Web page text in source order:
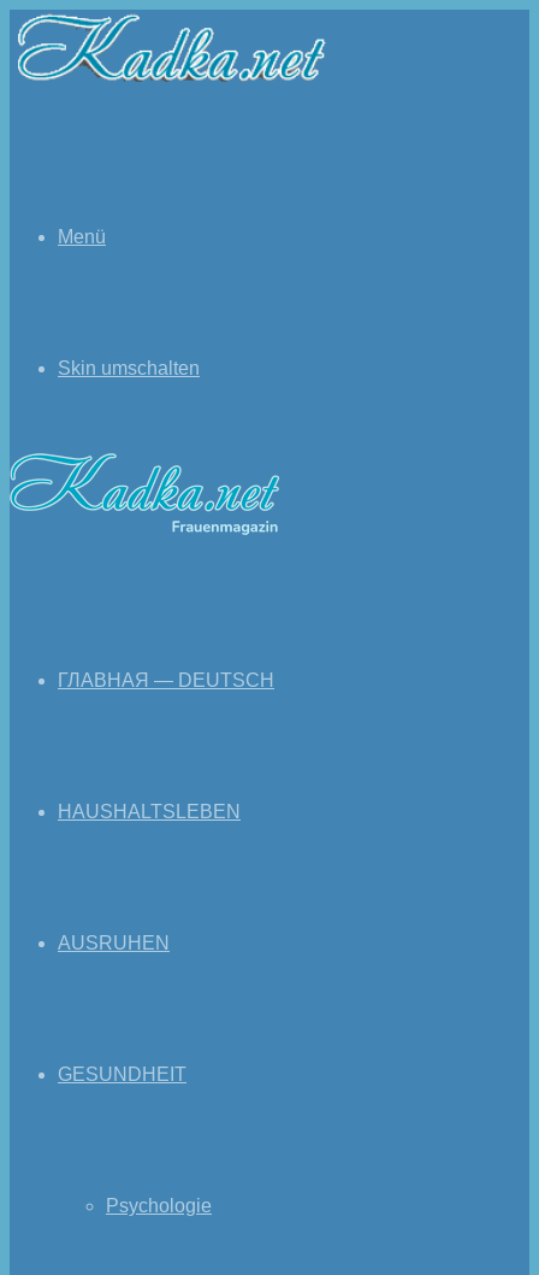
Menü
Skin umschalten
ГЛАВНАЯ — DEUTSCH
HAUSHALTSLEBEN
AUSRUHEN
GESUNDHEIT
Psychologie